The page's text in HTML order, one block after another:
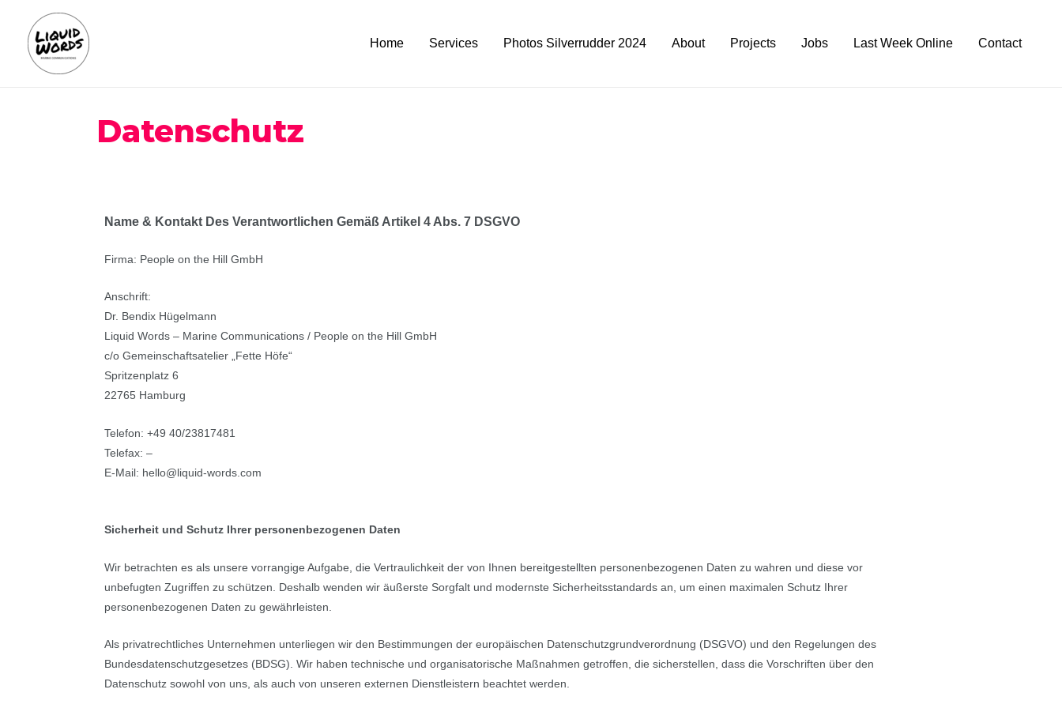
Home Services Photos Silverrudder 2024 About Projects Jobs Last Week Online Contact
Datenschutz
Name & Kontakt Des Verantwortlichen Gemäß Artikel 4 Abs. 7 DSGVO
Firma: People on the Hill GmbH
Anschrift:
Dr. Bendix Hügelmann
Liquid Words – Marine Communications / People on the Hill GmbH
c/o Gemeinschaftsatelier „Fette Höfe“
Spritzenplatz 6
22765 Hamburg
Telefon: +49 40/23817481
Telefax: –
E-Mail: hello@liquid-words.com
Sicherheit und Schutz Ihrer personenbezogenen Daten
Wir betrachten es als unsere vorrangige Aufgabe, die Vertraulichkeit der von Ihnen bereitgestellten personenbezogenen Daten zu wahren und diese vor
unbefugten Zugriffen zu schützen. Deshalb wenden wir äußerste Sorgfalt und modernste Sicherheitsstandards an, um einen maximalen Schutz Ihrer
personenbezogenen Daten zu gewährleisten.
Als privatrechtliches Unternehmen unterliegen wir den Bestimmungen der europäischen Datenschutzgrundverordnung (DSGVO) und den Regelungen des
Bundesdatenschutzgesetzes (BDSG). Wir haben technische und organisatorische Maßnahmen getroffen, die sicherstellen, dass die Vorschriften über den
Datenschutz sowohl von uns, als auch von unseren externen Dienstleistern beachtet werden.